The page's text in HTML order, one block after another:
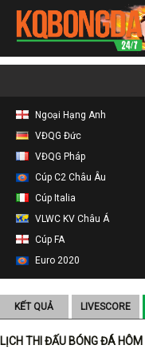
Ngoại Hạng Anh
VĐQG Đức
VĐQG Pháp
Cúp C2 Châu Âu
Cúp Italia
VLWC KV Châu Á
Cúp FA
Euro 2020
KẾT QUẢ LIVESCORE
LỊCH THI ĐẤU BÓNG ĐÁ HÔM